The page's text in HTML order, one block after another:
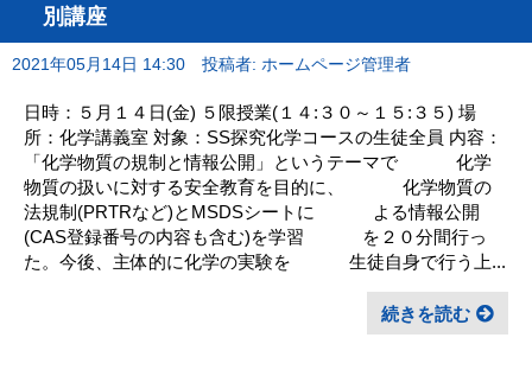
別講座
2021年05月14日 14:30 投稿者: ホームページ管理者
日時：５月１４日(金) ５限授業(１４:３０～１５:３５) 場
所：化学講義室 対象：SS探究化学コースの生徒全員 内容：
「化学物質の規制と情報公開」というテーマで 化学
物質の扱いに対する安全教育を目的に、 化学物質の
法規制(PRTRなど)とMSDSシートに よる情報公開
(CAS登録番号の内容も含む)を学習 を２０分間行っ
た。今後、主体的に化学の実験を 生徒自身で行う上...
続きを読む